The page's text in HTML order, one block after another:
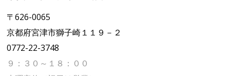
〒626-0065
京都府宮津市獅子崎１１９－２
0772-22-3748
９：３０～１８：００